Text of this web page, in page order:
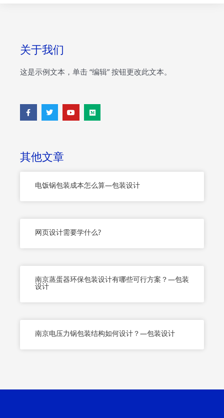
关于我们
这是示例文本，单击 “编辑” 按钮更改此文本。
F
a
c
k
-
f
T
w
i
Y
o
u
M
e
d
其他文章
电饭锅包装成本怎么算—包装设计
网页设计需要学什么?
南京蒸蛋器环保包装设计有哪些可行方案？—包装
设计
南京电压力锅包装结构如何设计？—包装设计